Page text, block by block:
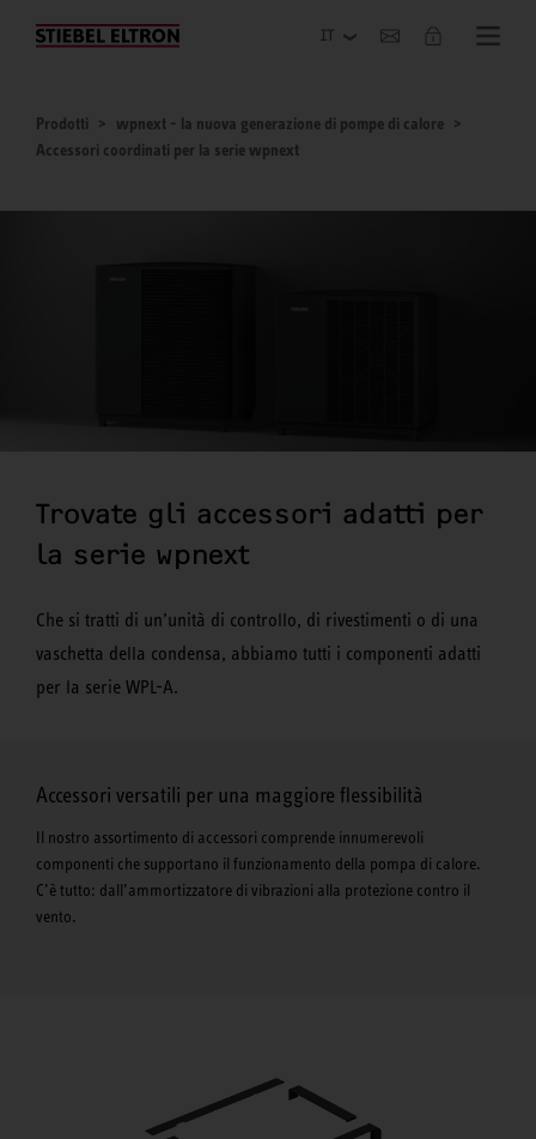
Azienda
Prodotti
wpnext - la nuova generazione di pompe di calore
Accessori coordinati per la serie wpnext
Trovate gli accessori adatti per
la serie wpnext
Che si tratti di un’unità di controllo, di rivestimenti o di una
vaschetta della condensa, abbiamo tutti i componenti adatti
per la serie WPL-A.
Accessori versatili per una maggiore flessibilità
Il nostro assortimento di accessori comprende innumerevoli
componenti che supportano il funzionamento della pompa di calore.
C’è tutto: dall’ammortizzatore di vibrazioni alla protezione contro il
vento.